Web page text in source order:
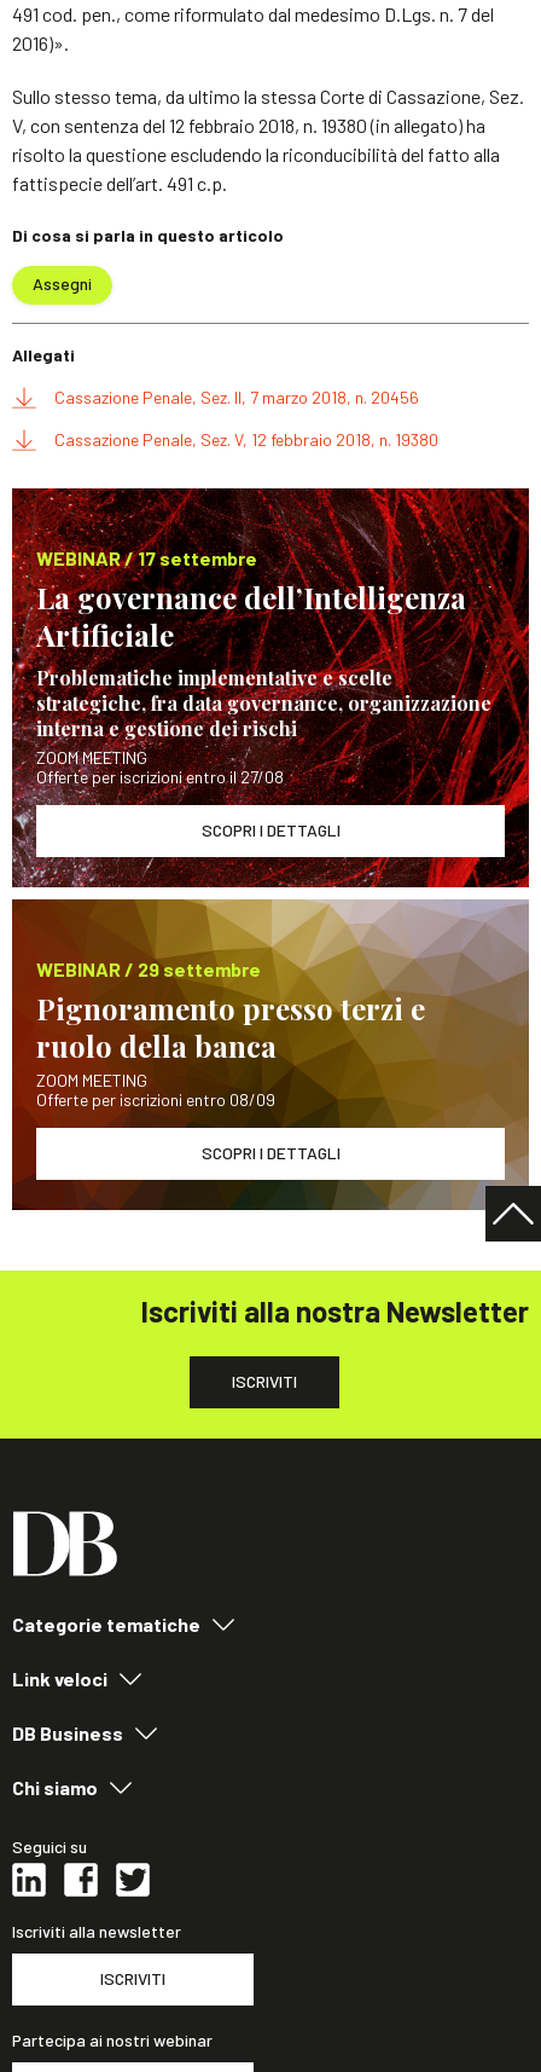
491 cod. pen., come riformulato dal medesimo D.Lgs. n. 7 del
2016)».
Sullo stesso tema, da ultimo la stessa Corte di Cassazione, Sez.
V, con sentenza del 12 febbraio 2018, n. 19380 (in allegato) ha
risolto la questione escludendo la riconducibilità del fatto alla
fattispecie dell’art. 491 c.p.
Di cosa si parla in questo articolo
Assegni
Allegati
Cassazione Penale, Sez. II, 7 marzo 2018, n. 20456
Cassazione Penale, Sez. V, 12 febbraio 2018, n. 19380
WEBINAR / 17 settembre
La governance dell’Intelligenza
Artificiale
Problematiche implementative e scelte
strategiche, fra data governance, organizzazione
interna e gestione dei rischi
ZOOM MEETING
Offerte per iscrizioni entro il 27/08
SCOPRI I DETTAGLI
WEBINAR / 29 settembre
Pignoramento presso terzi e
ruolo della banca
ZOOM MEETING
Offerte per iscrizioni entro 08/09
SCOPRI I DETTAGLI
Iscriviti alla nostra Newsletter
ISCRIVITI
Categorie tematiche
Link veloci
DB Business
Chi siamo
Seguici su
Iscriviti alla newsletter
ISCRIVITI
Partecipa ai nostri webinar